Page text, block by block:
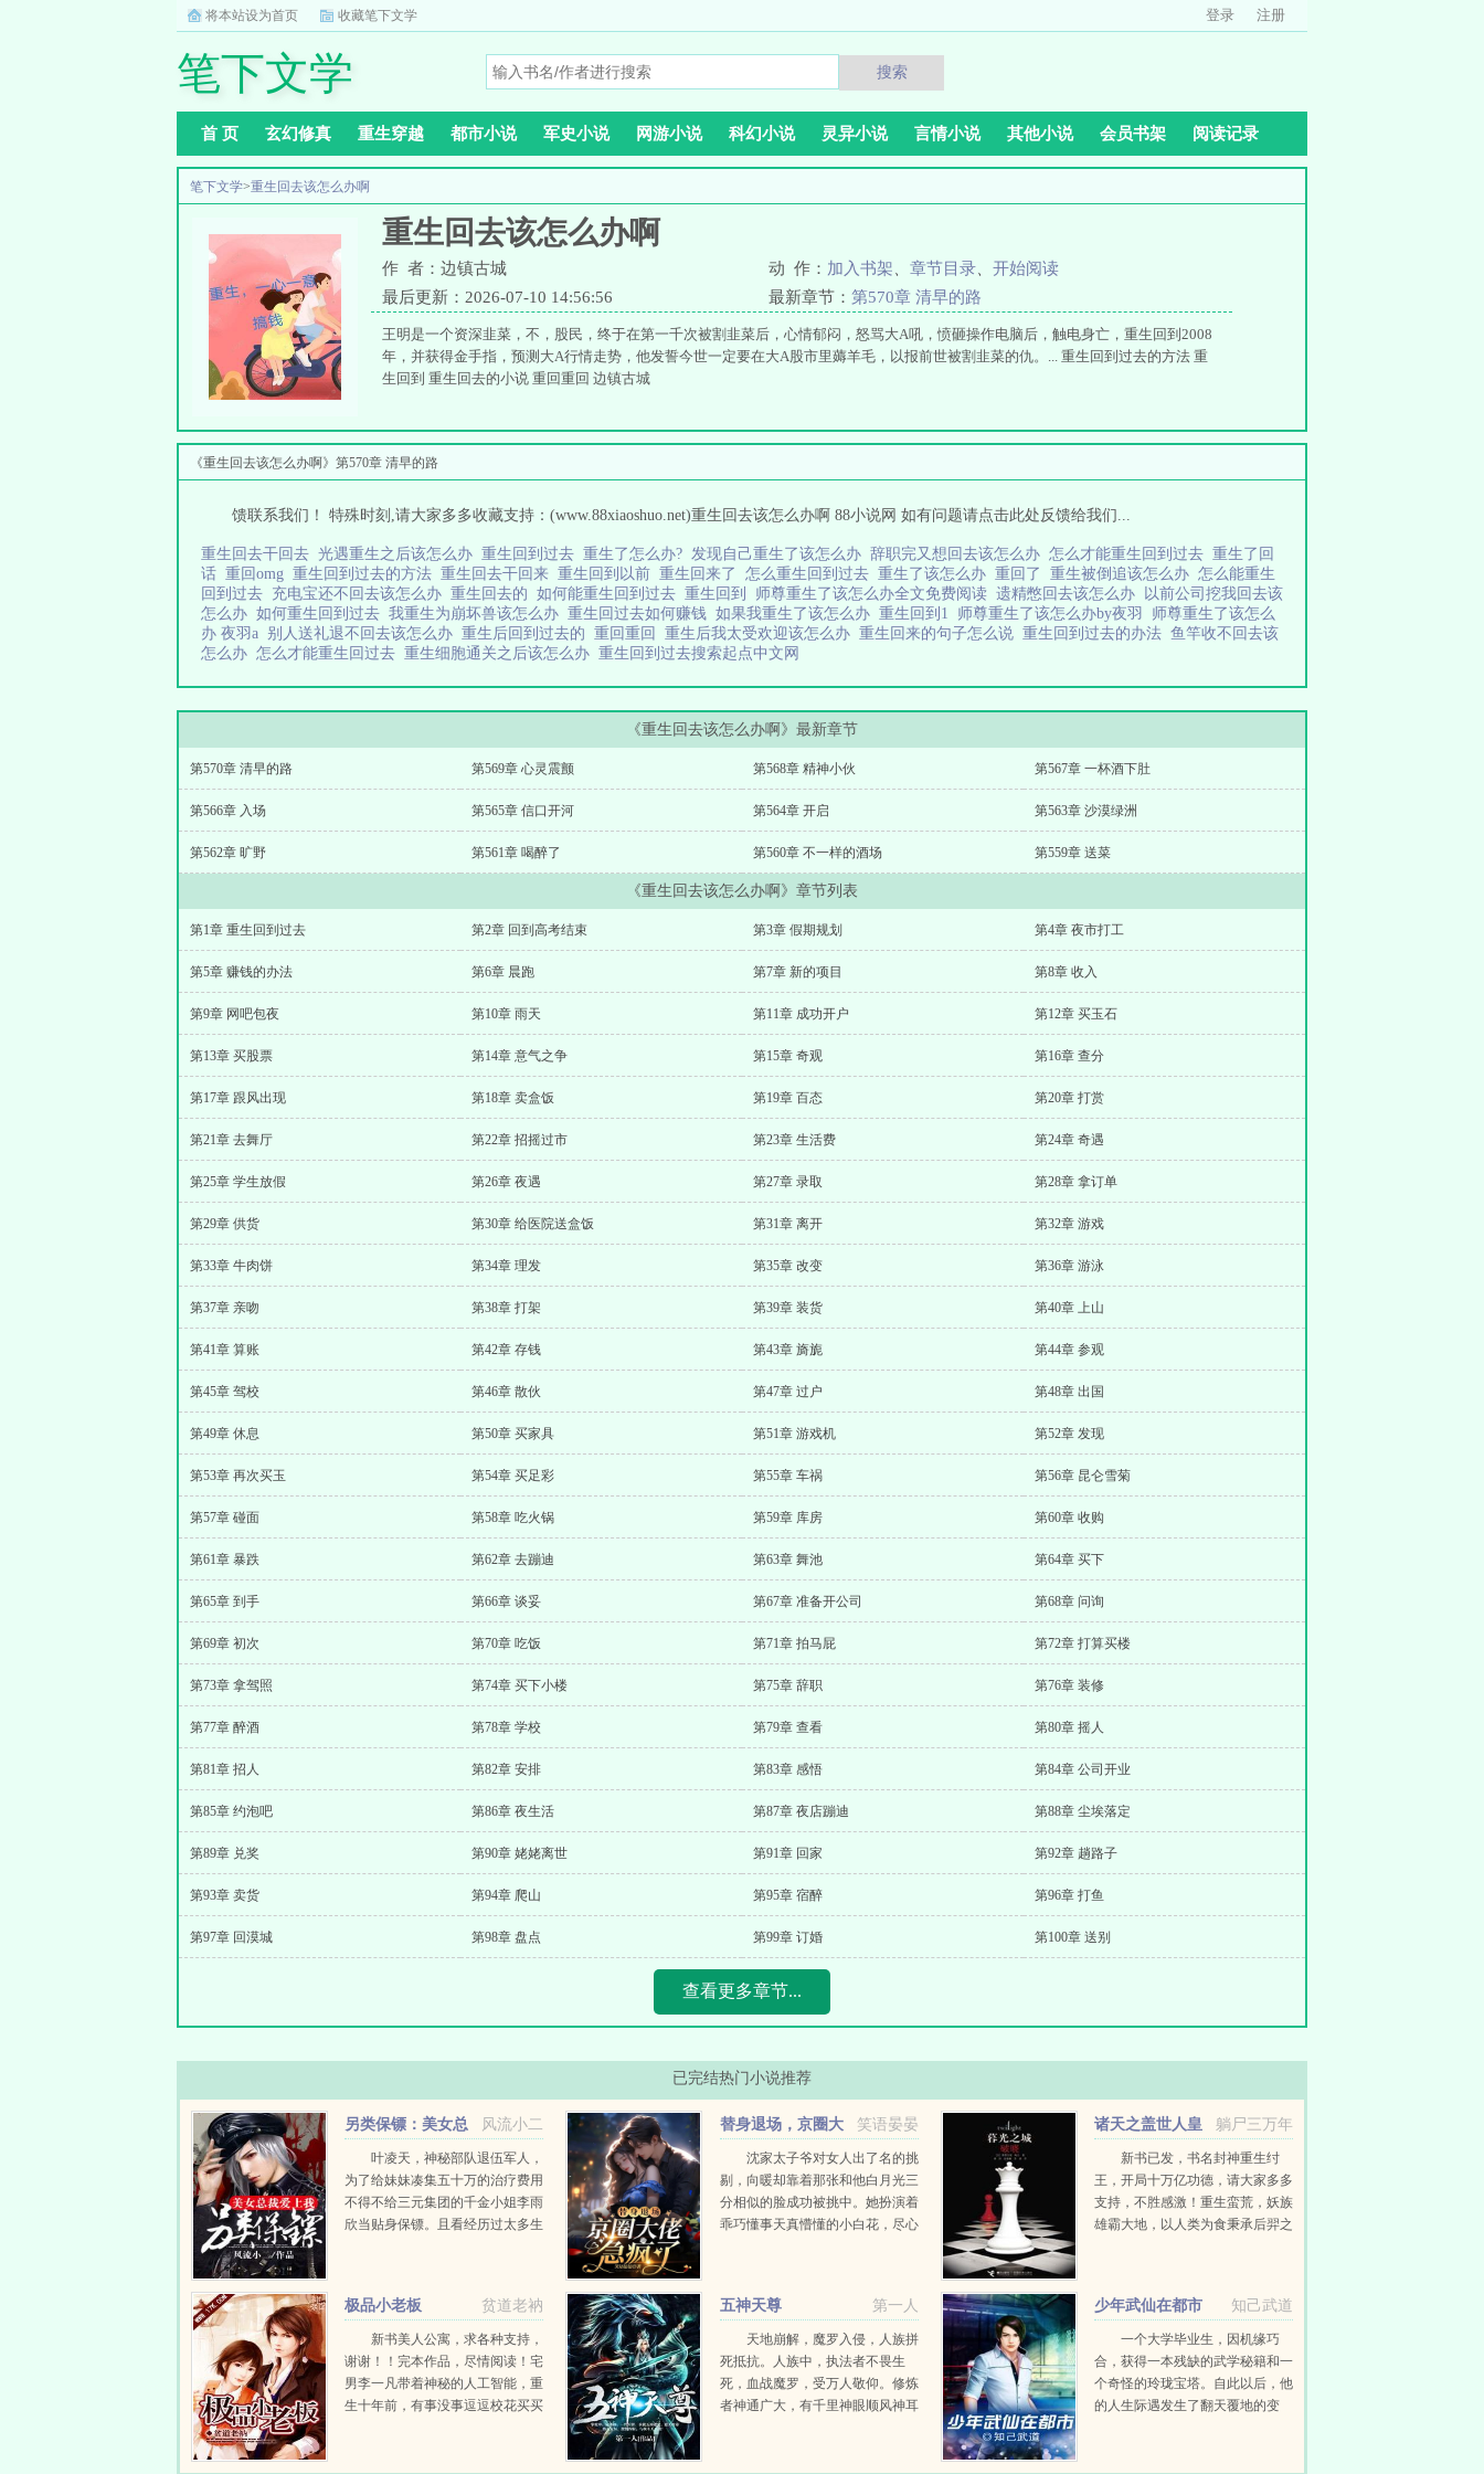
将本站设为首页 收藏笔下文学 登录 注册
笔下文学 搜索
首 页 玄幻修真 重生穿越 都市小说 军史小说 网游小说 科幻小说 灵异小说 言情小说 其他小说 会员书架 阅读记录
笔下文学>重生回去该怎么办啊
重生回去该怎么办啊
作 者：边镇古城 动 作： 加入书架 章节目录
开始阅读
最后更新：2026-07-10 14:56:56
最新章节： 第570章 清早的路
王明是一个资深韭菜，不，股民，终于在第一千次被割韭菜后，心情郁闷，怒骂大A吼，愤砸操作电脑后，触电身亡，重生回到2008
年，并获得金手指，预测大A行情走势，他发誓今世一定要在大A股市里薅羊毛，以报前世被割韭菜的仇。... 重生回到过去的方法 重
生回到 重生回去的小说 重回重回 边镇古城
《重生回去该怎么办啊》第570章 清早的路
馈联系我们！ 特殊时刻,请大家多多收藏支持：(www.88xiaoshuo.net)重生回去该怎么办啊 88小说网 如有问题请点击此处反馈给我们...
重生回去干回去 光遇重生之后该怎么办 重生回到过去 重生了怎么办? 发现自己重生了该怎么办 辞职完又想回去该怎么办 怎么才能重生回到过去 重生了回
话 重回omg 重生回到过去的方法 重生回去干回来 重生回到以前 重生回来了 怎么重生回到过去 重生了该怎么办 重回了 重生被倒追该怎么办 怎么能重生
回到过去 充电宝还不回去该怎么办 重生回去的 如何能重生回到过去 重生回到 师尊重生了该怎么办全文免费阅读 遗精憋回去该怎么办
以前公司挖我回去该
怎么办 如何重生回到过去 我重生为崩坏兽该怎么办 重生回过去如何赚钱 如果我重生了该怎么办 重生回到1 师尊重生了该怎么办by夜羽 师尊重生了该怎么
办 夜羽a 别人送礼退不回去该怎么办 重生后回到过去的 重回重回 重生后我太受欢迎该怎么办 重生回来的句子怎么说 重生回到过去的办法 鱼竿收不回去该
怎么办 怎么才能重生回过去 重生细胞通关之后该怎么办 重生回到过去搜索起点中文网
《重生回去该怎么办啊》最新章节
第570章 清早的路 第569章 心灵震颤 第568章 精神小伙 第567章 一杯酒下肚
第566章 入场 第565章 信口开河 第564章 开启 第563章 沙漠绿洲
第562章 旷野 第561章 喝醉了 第560章 不一样的酒场 第559章 送菜
《重生回去该怎么办啊》章节列表
第1章 重生回到过去 第2章 回到高考结束 第3章 假期规划 第4章 夜市打工
第5章 赚钱的办法 第6章 晨跑 第7章 新的项目 第8章 收入
第9章 网吧包夜 第10章 雨天 第11章 成功开户 第12章 买玉石
第13章 买股票 第14章 意气之争 第15章 奇观 第16章 查分
第17章 跟风出现 第18章 卖盒饭 第19章 百态 第20章 打赏
第21章 去舞厅 第22章 招摇过市 第23章 生活费 第24章 奇遇
第25章 学生放假 第26章 夜遇 第27章 录取 第28章 拿订单
第29章 供货 第30章 给医院送盒饭 第31章 离开 第32章 游戏
第33章 牛肉饼 第34章 理发 第35章 改变 第36章 游泳
第37章 亲吻 第38章 打架 第39章 装货 第40章 上山
第41章 算账 第42章 存钱 第43章 旖旎 第44章 参观
第45章 驾校 第46章 散伙 第47章 过户 第48章 出国
第49章 休息 第50章 买家具 第51章 游戏机 第52章 发现
第53章 再次买玉 第54章 买足彩 第55章 车祸 第56章 昆仑雪菊
第57章 碰面 第58章 吃火锅 第59章 库房 第60章 收购
第61章 暴跌 第62章 去蹦迪 第63章 舞池 第64章 买下
第65章 到手 第66章 谈妥 第67章 准备开公司 第68章 问询
第69章 初次 第70章 吃饭 第71章 拍马屁 第72章 打算买楼
第73章 拿驾照 第74章 买下小楼 第75章 辞职 第76章 装修
第77章 醉酒 第78章 学校 第79章 查看 第80章 摇人
第81章 招人 第82章 安排 第83章 感悟 第84章 公司开业
第85章 约泡吧 第86章 夜生活 第87章 夜店蹦迪 第88章 尘埃落定
第89章 兑奖 第90章 姥姥离世 第91章 回家 第92章 趟路子
第93章 卖货 第94章 爬山 第95章 宿醉 第96章 打鱼
第97章 回漠城 第98章 盘点 第99章 订婚 第100章 送别
查看更多章节...
已完结热门小说推荐
风流小二
另类保镖：美女总
裁爱上我
叶凌天，神秘部队退伍军人，
为了给妹妹凑集五十万的治疗费用
不得不给三元集团的千金小姐李雨
欣当贴身保镖。且看经历过太多生
笑语晏晏
替身退场，京圈大
佬急疯了
沈家太子爷对女人出了名的挑
剔，向暖却靠着那张和他白月光三
分相似的脸成功被挑中。她扮演着
乖巧懂事天真懵懂的小白花，尽心
龙套，被捧成了小有名气的二...
躺尸三万年
诸天之盖世人皇
新书已发，书名封神重生纣
王，开局十万亿功德，请大家多多
支持，不胜感激！重生蛮荒，妖族
雄霸大地，以人类为食秉承后羿之
山！风云中，他炼...
贫道老衲
极品小老板
新书美人公寓，求各种支持，
谢谢！！完本作品，尽情阅读！宅
男李一凡带着神秘的人工智能，重
生十年前，有事没事逗逗校花买买
第一人
五神天尊
天地崩解，魔罗入侵，人族拼
死抵抗。人族中，执法者不畏生
死，血战魔罗，受万人敬仰。修炼
者神通广大，有千里神眼顺风神耳
知己武道
少年武仙在都市
一个大学毕业生，因机缘巧
合，获得一本残缺的武学秘籍和一
个奇怪的玲珑宝塔。自此以后，他
的人生际遇发生了翻天覆地的变